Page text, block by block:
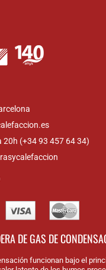
20h (+34 93 457 64 34)
DE GAS DE
funcionan bajo el